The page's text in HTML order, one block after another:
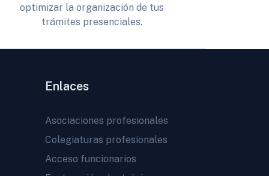
optimizar la organización de tus
trámites presenciales.
Enlaces
Asociaciones profesionales
Colegiaturas profesionales
Acceso funcionarios